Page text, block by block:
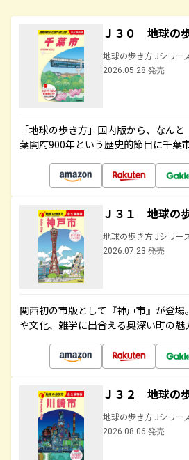
Ｊ３０ 地球の
地球の歩き方 Jシリー
2026.05.28 発売
「地球の歩き方」国内版から、なん
葉開府900年という歴史的節目に千葉
Ｊ３１ 地球の
地球の歩き方 Jシリー
2026.07.23 発売
関西初の市版として『神戸市』が登
や文化、雑学に出合える奥深い町の魅
Ｊ３２ 地球の
地球の歩き方 Jシリー
2026.08.06 発売